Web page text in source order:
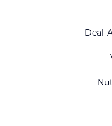
Deal-